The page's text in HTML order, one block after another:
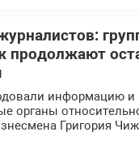
продолжают
информацию и
органы
Григория